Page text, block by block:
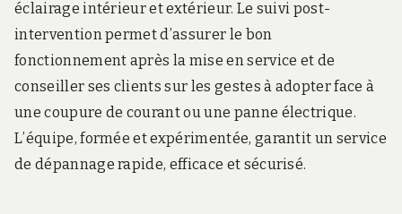
éclairage intérieur et extérieur. Le suivi post-
intervention permet d’assurer le bon
fonctionnement après la mise en service et de
conseiller ses clients sur les gestes à adopter face à
une coupure de courant ou une panne électrique.
L’équipe, formée et expérimentée, garantit un service
de dépannage rapide, efficace et sécurisé.